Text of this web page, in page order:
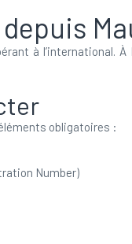
à l’international. À
obligatoires :
Number)